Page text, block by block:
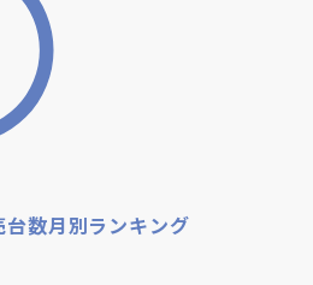
数月別ランキング